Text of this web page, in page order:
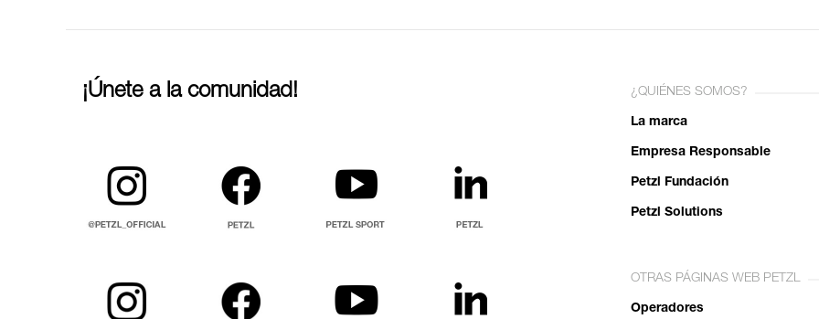
¡Únete a la comunidad! ¿QUIÉNES SOMOS?
La marca
Empresa Responsable
Petzl Fundación
Petzl Solutions
OTRAS PÁGINAS WEB PETZL
Operadores